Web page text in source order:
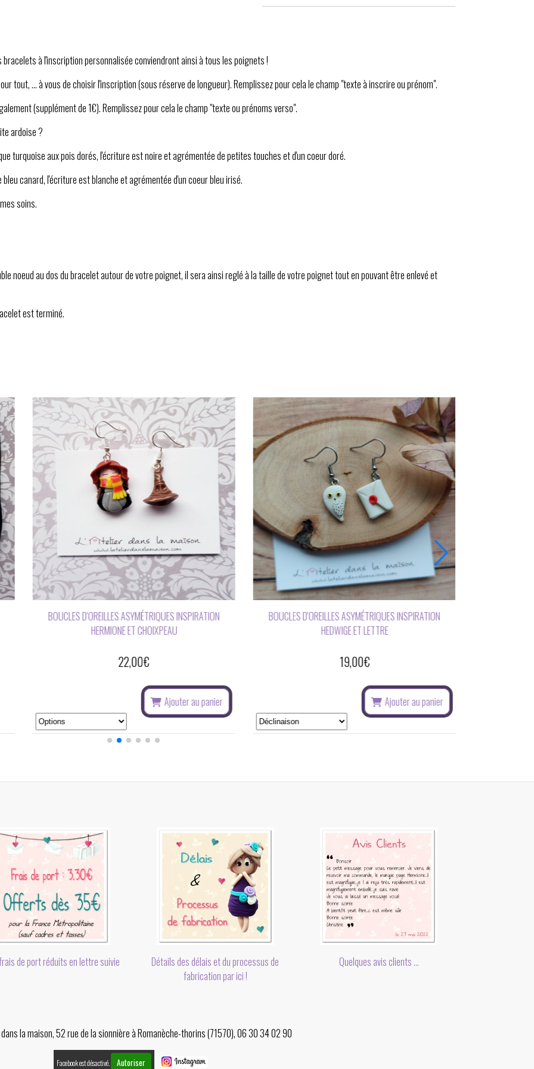
à l'inscription personnalisée conviendront ainsi à tous les poignets !
tout, ... à vous de choisir l'inscription (sous réserve de longueur). Remplissez pour cela le champ "texte à inscrire ou prénom".
(supplément de 1€). Remplissez pour cela le champ "texte ou prénoms verso".
ardoise ?
turquoise aux pois dorés, l'écriture est noire et agrémentée de petites touches et d'un coeur doré.
canard, l'écriture est blanche et agrémentée d'un coeur bleu irisé.
soins.
noeud au dos du bracelet autour de votre poignet, il sera ainsi reglé à la taille de votre poignet tout en pouvant être enlevé et
est terminé.
INSPIRATION
BOUCLES D'OREILLES ASYMÉTRIQUES INSPIRATION
HARRY POTTER
Ajouter au panier
COLLIER INSPIRATION HARRY POTTER ET GRIMOIRE
Ajouter au panier
de port réduits en lettre suivie
Détails des délais et du processus de
fabrication par ici !
Quelques avis clients ...
la maison, 52 rue de la sionnière à Romanèche-thorins (71570), 06 30 34 02 90
Facebook est désactivé. Autoriser